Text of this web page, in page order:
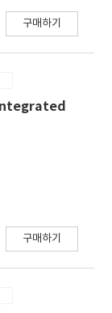
구매하기
구매하기